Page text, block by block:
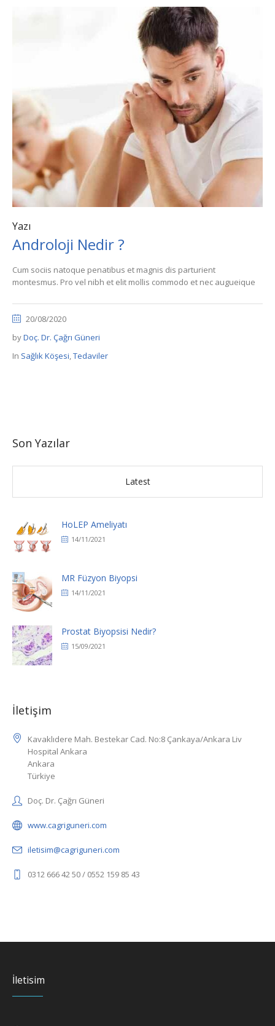
Yazı
Androloji Nedir ?
Cum sociis natoque penatibus et magnis dis parturient
montesmus. Pro vel nibh et elit mollis commodo et nec augueique
20/08/2020
byDoç. Dr. Çağrı Güneri
In Sağlık Köşesi,Tedaviler
Son Yazılar
Latest
HoLEP Ameliyatı
14/11/2021
MR Füzyon Biyopsi
14/11/2021
Prostat Biyopsisi Nedir?
15/09/2021
İletişim
Kavaklıdere Mah. Bestekar Cad. No:8 Çankaya/Ankara Liv
Hospital Ankara
Ankara
Türkiye
Doç. Dr. Çağrı Güneri
www.cagriguneri.com
iletisim@cagriguneri.com
0312 666 42 50 / 0552 159 85 43
İletisim